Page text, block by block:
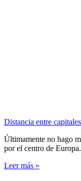
Distancia entre
Últimamente no hago
por el centro de
Leer más »